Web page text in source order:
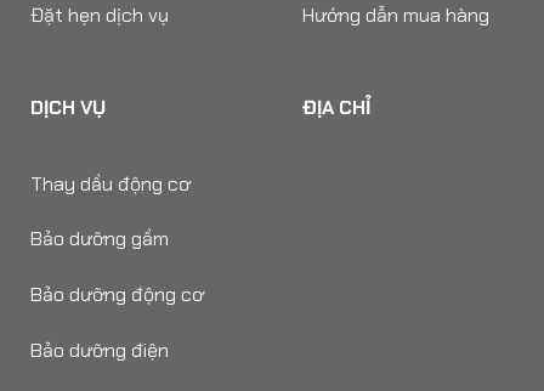
Đặt hẹn dịch vụ Hướng dẫn mua hàng
DỊCH VỤ
Thay dầu động cơ
Bảo dưỡng gầm
Bảo dưỡng động cơ
Bảo dưỡng điện
ĐỊA CHỈ